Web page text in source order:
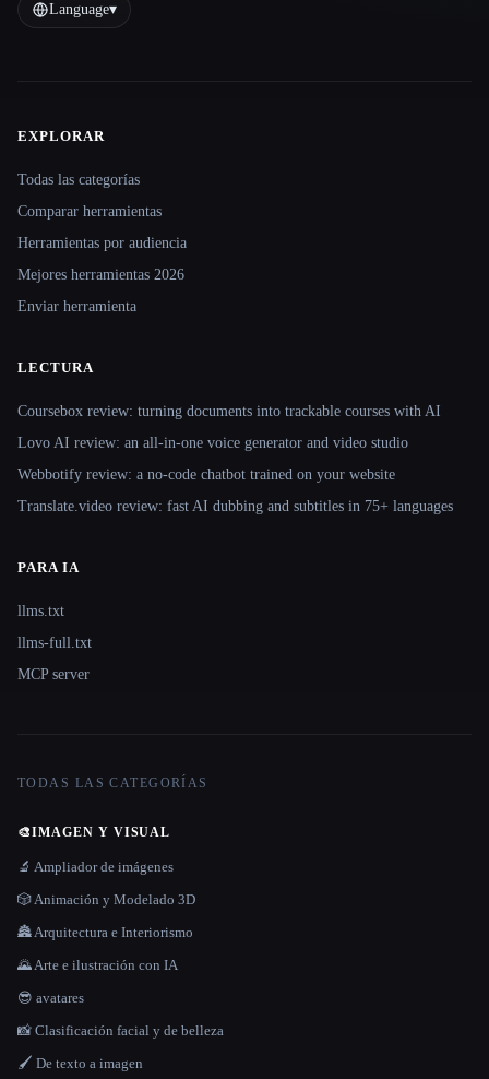
Language▾
Site navigation
EXPLORAR
Todas las categorías
Comparar herramientas
Herramientas por audiencia
Mejores herramientas 2026
Enviar herramienta
LECTURA
Coursebox review: turning documents into trackable courses with AI
Lovo AI review: an all-in-one voice generator and video studio
Webbotify review: a no-code chatbot trained on your website
Translate.video review: fast AI dubbing and subtitles in 75+ languages
PARA IA
llms.txt
llms-full.txt
MCP server
TODAS LAS CATEGORÍAS
🎨IMAGEN Y VISUAL
🔬 Ampliador de imágenes
🎲 Animación y Modelado 3D
🏯 Arquitectura e Interiorismo
🌄 Arte e ilustración con IA
😎 avatares
📸 Clasificación facial y de belleza
🖌️ De texto a imagen